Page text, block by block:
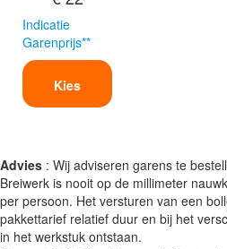
Indicatie
Garenprijs**
Kies
Advies : Wij adviseren garens te
Breiwerk is nooit op de millimeter
per persoon. Het versturen van een
pakkettarief relatief duur en bij het
in het werkstuk ontstaan.